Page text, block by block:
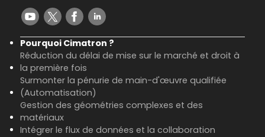
Pourquoi Cimatron ?
Réduction du délai de mise sur le marché et droit à
la première fois
Surmonter la pénurie de main-d'œuvre qualifiée
(Automatisation)
Gestion des géométries complexes et des
matériaux
Intégrer le flux de données et la collaboration